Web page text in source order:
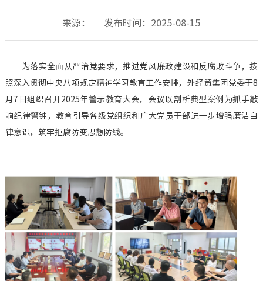
企业基
机构设
其他信
来源： 发布时间：2025-08-15
为落实全面从严治党要求，推进党风廉政建设和反腐败斗争，按
照深入贯彻中央八项规定精神学习教育工作安排，外经贸集团党委于8
月7日组织召开2025年警示教育大会，会议以剖析典型案例为抓手敲
响纪律警钟，教育引导各级党组织和广大党员干部进一步增强廉洁自
律意识，筑牢拒腐防变思想防线。